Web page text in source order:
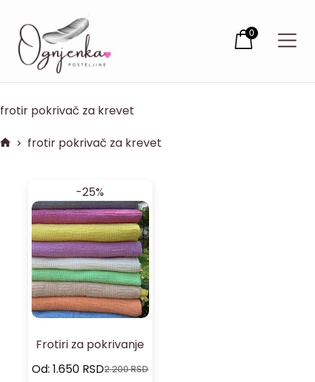
0
frotir pokrivač za krevet
frotir pokrivač za krevet
-25%
Frotiri za pokrivanje
Od:
2.200RSD
1.650 RSD